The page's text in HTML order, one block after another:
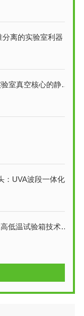
离的实验室利器
空核心的静默守护者
体化测光方案的深度解读
温试验箱技术解析